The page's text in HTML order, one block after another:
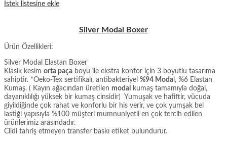
İstek listesine ekle
Silver Modal Boxer
Ürün Özellikleri:
Silver Modal Elastan Boxer
Klasik kesim orta paça boyu ile ekstra konfor için 3 boyutlu tasarıma
sahiptir. *Oeko-Tex sertifikalı, antibakteriyel %94 Moda l, %6 Elastan
Kumaş. ( Kayın ağacından üretilen modal
kumaş tamamıyla doğal,
dayanıklılığı yüksek bir kumaş cinsidir) Yumuşak ve hafiftir, vücuda
giyildiğinde çok rahat ve konforlu bir his verir, ve çok yumşak bel
lastiği yapısıyla %100 müşteri mumnuniyetli en çok tercih edilen
ürünlerimiz arasındadır.
Cildi tahriş etmeyen transfer baskı etiket bulundurur.